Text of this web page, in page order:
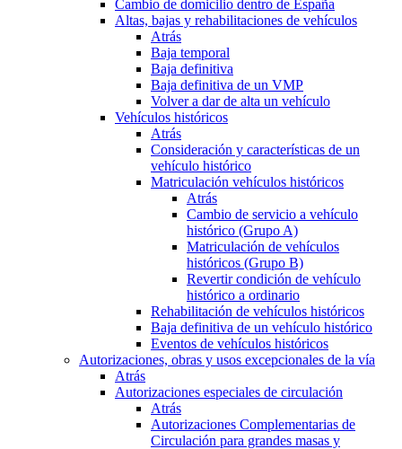
Cambio de domicilio dentro de España
Altas, bajas y rehabilitaciones de vehículos
Atrás
Baja temporal
Baja definitiva
Baja definitiva de un VMP
Volver a dar de alta un vehículo
Vehículos históricos
Atrás
Consideración y características de un
vehículo histórico
Matriculación vehículos históricos
Atrás
Cambio de servicio a vehículo
histórico (Grupo A)
Matriculación de vehículos
históricos (Grupo B)
Revertir condición de vehículo
histórico a ordinario
Rehabilitación de vehículos históricos
Baja definitiva de un vehículo histórico
Eventos de vehículos históricos
Autorizaciones, obras y usos excepcionales de la vía
Atrás
Autorizaciones especiales de circulación
Atrás
Autorizaciones Complementarias de
Circulación para grandes masas y